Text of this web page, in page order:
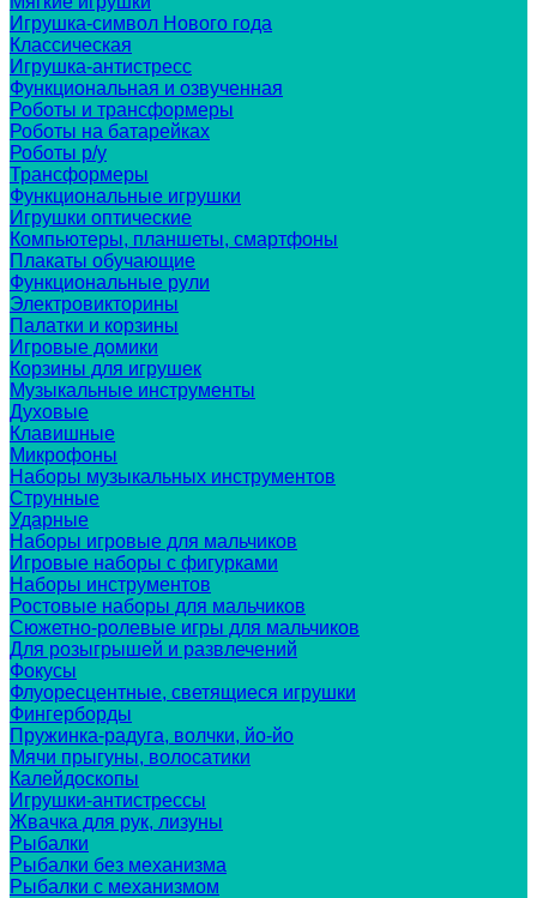
Игрушка-символ Нового года
Классическая
Игрушка-антистресс
Функциональная и озвученная
Роботы и трансформеры
Роботы на батарейках
Роботы р/у
Трансформеры
Функциональные игрушки
Игрушки оптические
Компьютеры, планшеты, смартфоны
Плакаты обучающие
Функциональные рули
Электровикторины
Палатки и корзины
Игровые домики
Корзины для игрушек
Музыкальные инструменты
Духовые
Клавишные
Микрофоны
Наборы музыкальных инструментов
Струнные
Ударные
Наборы игровые для мальчиков
Игровые наборы с фигурками
Наборы инструментов
Ростовые наборы для мальчиков
Сюжетно-ролевые игры для мальчиков
Для розыгрышей и развлечений
Фокусы
Флуоресцентные, светящиеся игрушки
Фингерборды
Пружинка-радуга, волчки, йо-йо
Мячи прыгуны, волосатики
Калейдоскопы
Игрушки-антистрессы
Жвачка для рук, лизуны
Рыбалки
Рыбалки без механизма
Рыбалки с механизмом